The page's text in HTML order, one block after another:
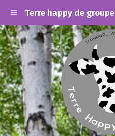
Terre happy de groupe